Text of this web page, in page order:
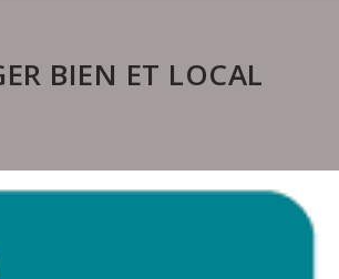
BIEN ET LOCAL